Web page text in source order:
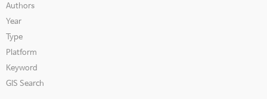
Authors
Year
Type
Platform
Keyword
GIS Search